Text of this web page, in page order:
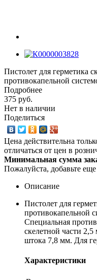
Пистолет для герметика
противокапельной
Подробнее
375 руб.
Нет в наличии
Поделиться
Цена действительна
отличаться от цен в
Минимальная сумма
Пожалуйста, добавьте
Описание
Пистолет для
противокапельной
Специальная
скелетной части
штока 7,8 мм. Для
Характеристики